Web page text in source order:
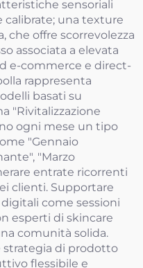
sensoriali
una texture
che offre scorrevolezza
associata a elevata
e-commerce e direct-
rappresenta
basati su
"Rivitalizzazione
ogni mese un tipo
"Gennaio
"Marzo
entrate ricorrenti
clienti. Supportare
come sessioni
esperti di skincare
comunità solida.
strategia di prodotto
flessibile e